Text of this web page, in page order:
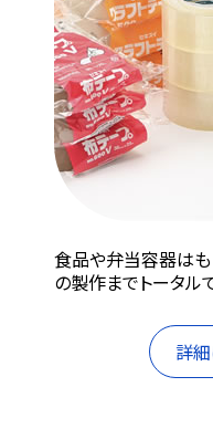
食品や弁当容器はも
の製作までトータル
詳